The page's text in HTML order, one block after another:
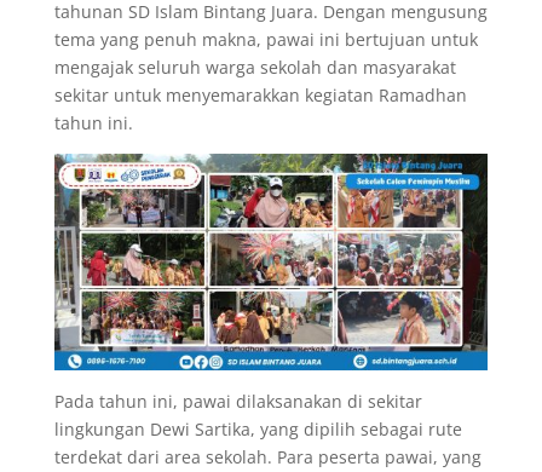
tahunan SD Islam Bintang Juara. Dengan mengusung
tema yang penuh makna, pawai ini bertujuan untuk
mengajak seluruh warga sekolah dan masyarakat
sekitar untuk menyemarakkan kegiatan Ramadhan
tahun ini.
Pada tahun ini, pawai dilaksanakan di sekitar
lingkungan Dewi Sartika, yang dipilih sebagai rute
terdekat dari area sekolah. Para peserta pawai, yang